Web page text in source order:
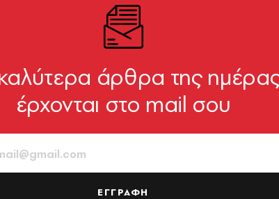
άρθρα της
έρχονται στο mail σου
ΕΓΓΡΑΦΗ